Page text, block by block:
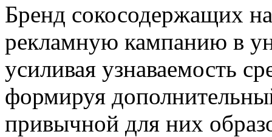
Бренд сокосодержащих
рекламную кампанию в
усиливая узнаваемость
формируя
привычной для них